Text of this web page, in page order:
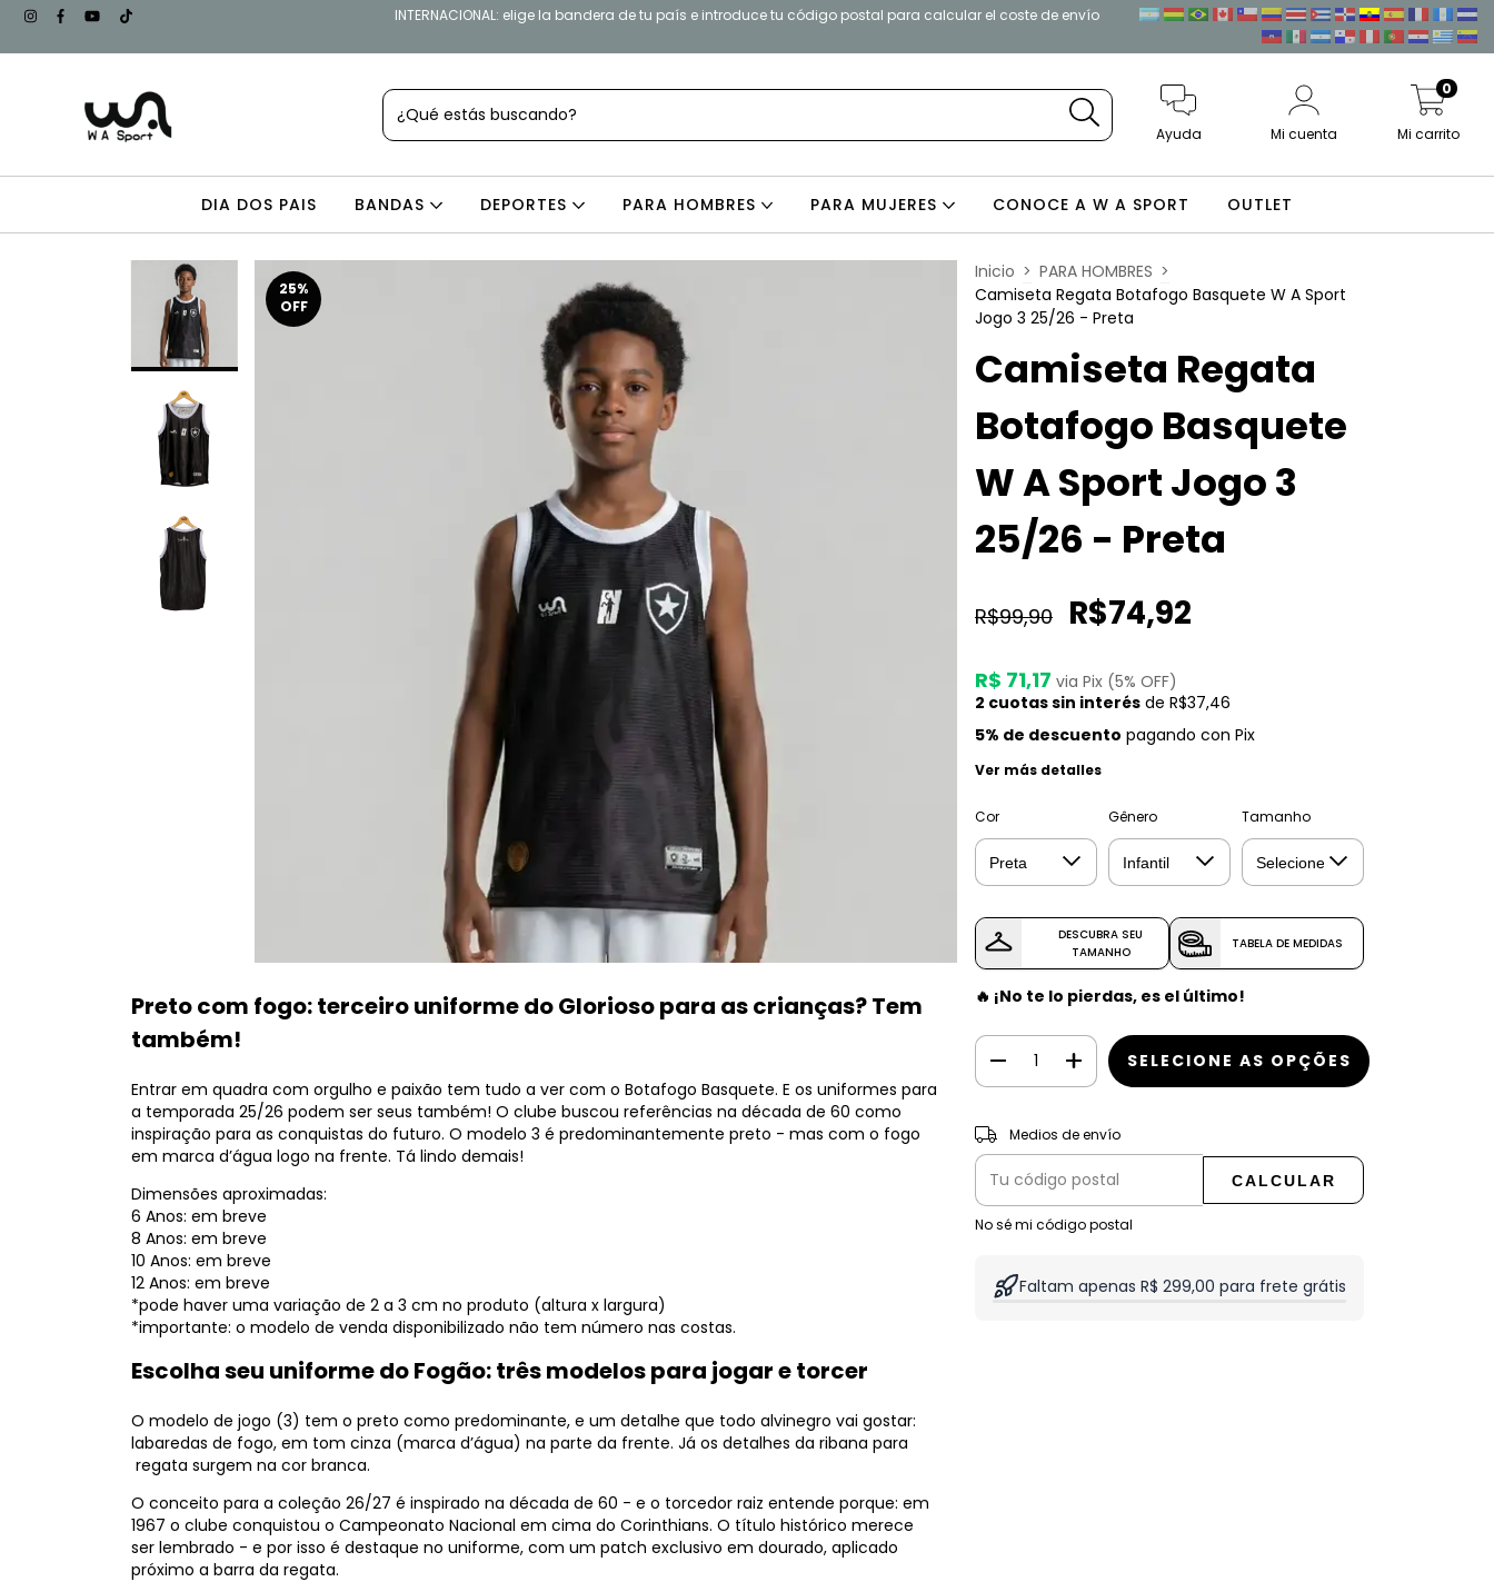
INTERNACIONAL: elige la bandera de tu país e introduce tu código postal para calcular el coste de envío
Ayuda Mi cuenta Mi carrito
0
DIA DOS PAIS BANDAS DEPORTES PARA HOMBRES PARA MUJERES CONOCE A W A SPORT OUTLET
25%
OFF
Preto com fogo: terceiro uniforme do Glorioso para as crianças? Tem
também!
Entrar em quadra com orgulho e paixão tem tudo a ver com o Botafogo Basquete. E os uniformes para
a temporada 25/26 podem ser seus também! O clube buscou referências na década de 60 como
inspiração para as conquistas do futuro. O modelo 3 é predominantemente preto - mas com o fogo
em marca d’água logo na frente. Tá lindo demais!
Dimensões aproximadas:
6 Anos: em breve
8 Anos: em breve
10 Anos: em breve
12 Anos: em breve
*pode haver uma variação de 2 a 3 cm no produto (altura x largura)
*importante: o modelo de venda disponibilizado não tem número nas costas.
Escolha seu uniforme do Fogão: três modelos para jogar e torcer
O modelo de jogo (3) tem o preto como predominante, e um detalhe que todo alvinegro vai gostar:
labaredas de fogo, em tom cinza (marca d’água) na parte da frente. Já os detalhes da ribana para
regata surgem na cor branca.
O conceito para a coleção 26/27 é inspirado na década de 60 - e o torcedor raiz entende porque: em
1967 o clube conquistou o Campeonato Nacional em cima do Corinthians. O título histórico merece
ser lembrado - e por isso é destaque no uniforme, com um patch exclusivo em dourado, aplicado
próximo a barra da regata.
Inicio > PARA HOMBRES >
Camiseta Regata Botafogo Basquete W A Sport
Jogo 3 25/26 - Preta
Camiseta Regata
Botafogo Basquete
W A Sport Jogo 3
25/26 - Preta
R$99,90 R$74,92
R$ 71,17 via Pix (5% OFF)
2 cuotas sin interés de R$37,46
5% de descuento pagando con Pix
Ver más detalles
Cor Gênero Tamanho
DESCUBRA SEU
TAMANHO
TABELA DE MEDIDAS
🔥 ¡No te lo pierdas, es el último!
Entregas para el CP:
Medios de envío
CALCULAR
No sé mi código postal
Faltam apenas R$ 299,00 para frete grátis